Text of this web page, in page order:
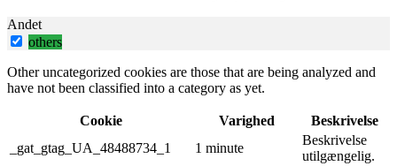
Andet
others
Other uncategorized cookies are those that are being analyzed and
have not been classified into a category as yet.
Cookie Varighed
Beskrivelse
_gat_gtag_UA_48488734_1
1 minute
Beskrivelse
utilgængelig.